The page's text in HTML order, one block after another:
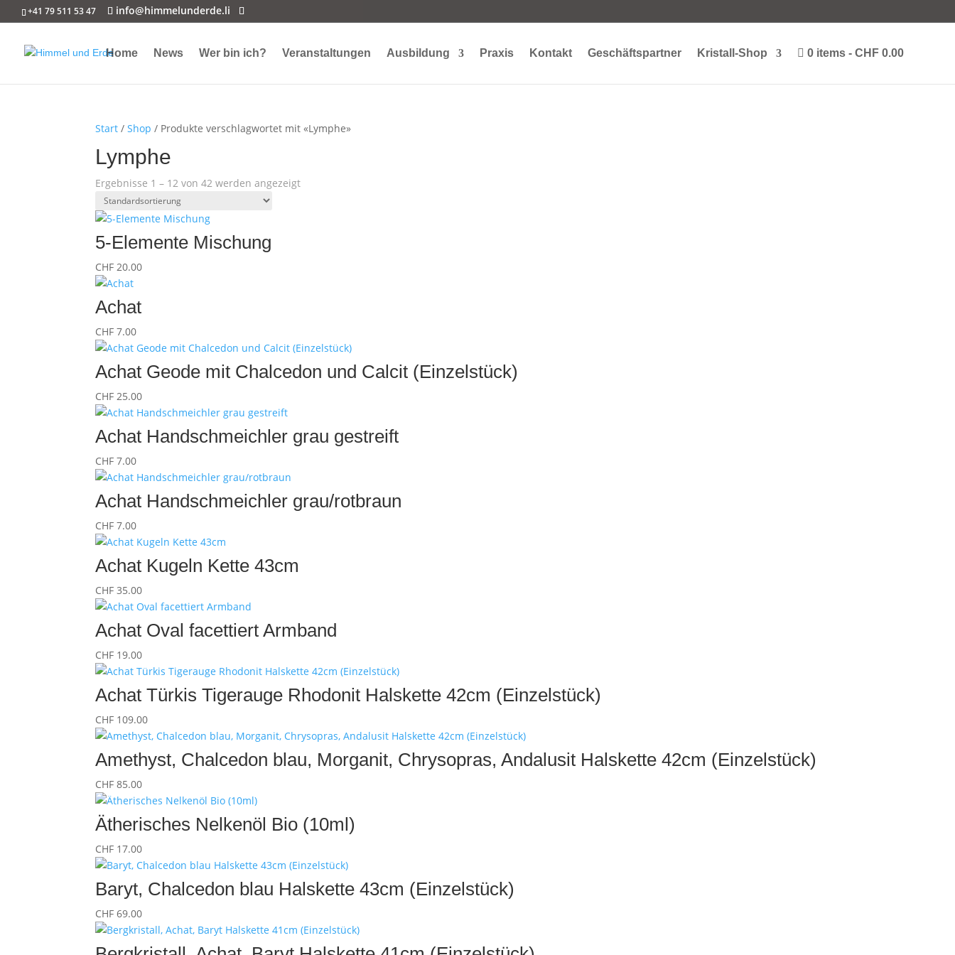
+41 79 511 53 47 info@himmelunderde.li
Home News Wer bin ich? Veranstaltungen Ausbildung Praxis Kontakt Geschäftspartner Kristall-Shop 0 items CHF 0.00
Start /Shop / Produkte verschlagwortet mit «Lymphe»
Lymphe
Ergebnisse 1 – 12 von 42 werden angezeigt
5-Elemente Mischung
CHF 20.00
Achat
CHF 7.00
Achat Geode mit Chalcedon und Calcit (Einzelstück)
CHF 25.00
Achat Handschmeichler grau gestreift
CHF 7.00
Achat Handschmeichler grau/rotbraun
CHF 7.00
Achat Kugeln Kette 43cm
CHF 35.00
Achat Oval facettiert Armband
CHF 19.00
Achat Türkis Tigerauge Rhodonit Halskette 42cm (Einzelstück)
CHF 109.00
Amethyst, Chalcedon blau, Morganit, Chrysopras, Andalusit Halskette 42cm (Einzelstück)
CHF 85.00
Ätherisches Nelkenöl Bio (10ml)
CHF 17.00
Baryt, Chalcedon blau Halskette 43cm (Einzelstück)
CHF 69.00